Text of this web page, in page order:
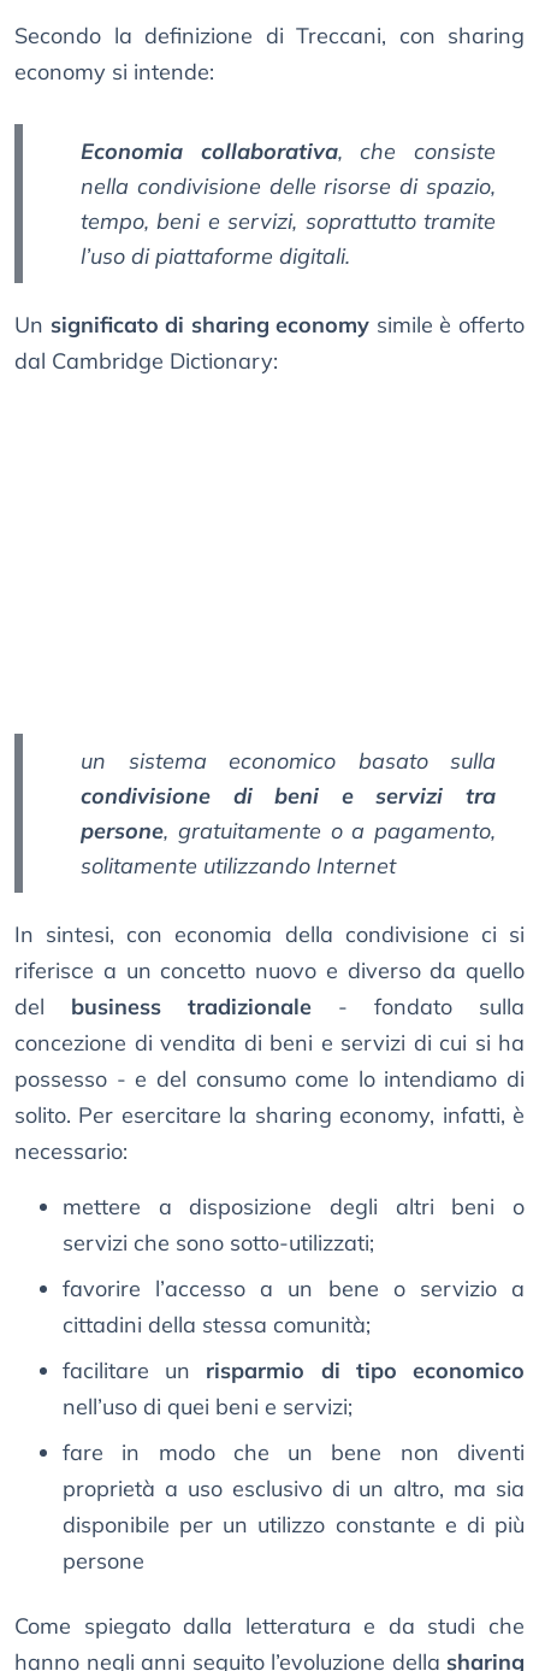
Secondo la definizione di Treccani, con sharing
economy si intende:
Economia collaborativa, che consiste
nella condivisione delle risorse di spazio,
tempo, beni e servizi, soprattutto tramite
l’uso di piattaforme digitali.
Un significato di sharing economy simile è offerto
dal Cambridge Dictionary:
un sistema economico basato sulla
condivisione di beni e servizi tra
persone, gratuitamente o a pagamento,
solitamente utilizzando Internet
In sintesi, con economia della condivisione ci si
riferisce a un concetto nuovo e diverso da quello
del business tradizionale - fondato sulla
concezione di vendita di beni e servizi di cui si ha
possesso - e del consumo come lo intendiamo di
solito. Per esercitare la sharing economy, infatti, è
necessario:
mettere a disposizione degli altri beni o
servizi che sono sotto-utilizzati;
favorire l’accesso a un bene o servizio a
cittadini della stessa comunità;
facilitare un risparmio di tipo economico
nell’uso di quei beni e servizi;
fare in modo che un bene non diventi
proprietà a uso esclusivo di un altro, ma sia
disponibile per un utilizzo constante e di più
persone
Come spiegato dalla letteratura e da studi che
hanno negli anni seguito l’evoluzione della sharing